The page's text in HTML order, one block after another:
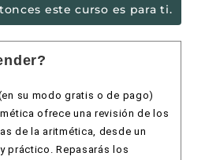
este curso es para ti.
su modo gratis o de pago)
ofrece una revisión de los
de la aritmética, desde un
práctico. Repasarás los